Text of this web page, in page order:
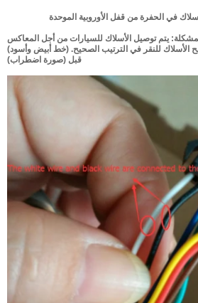
في الحفرة من قفل الأوروبية الموحدة
يتم توصيل الأسلاك للسيارات من أجل المعاكس
قبل (صورة اضطراب)